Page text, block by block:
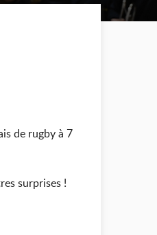
de rugby à 7
surprises !